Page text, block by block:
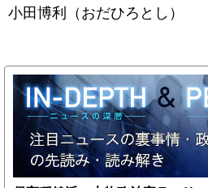
小田博利（おだひろとし）